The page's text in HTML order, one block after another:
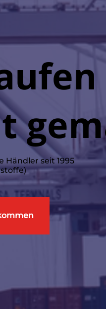
Händler seit 1995